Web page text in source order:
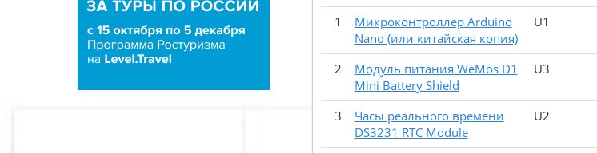
1
Микроконтроллер Arduino
Nano (или китайская копия)
U1
2
Модуль питания WeMos D1
Mini Battery Shield
U3
3
Часы реального времени
DS3231 RTC Module
U2